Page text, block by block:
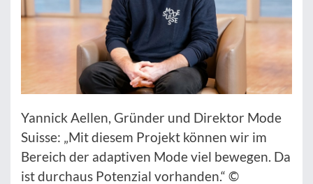
Yannick Aellen, Gründer und Direktor Mode
Suisse: „Mit diesem Projekt können wir im
Bereich der adaptiven Mode viel bewegen. Da
ist durchaus Potenzial vorhanden.“ ©